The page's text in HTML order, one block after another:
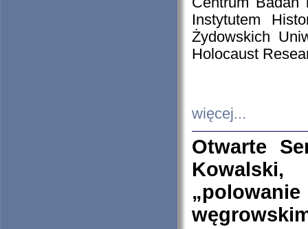
Instytutem
Żydowskich
Holocaust
więcej...
Otwarte